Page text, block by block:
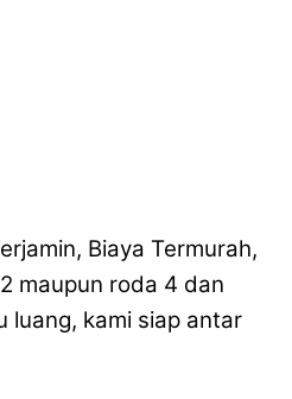
Biaya Termurah,
maupun roda 4 dan
luang, kami siap antar